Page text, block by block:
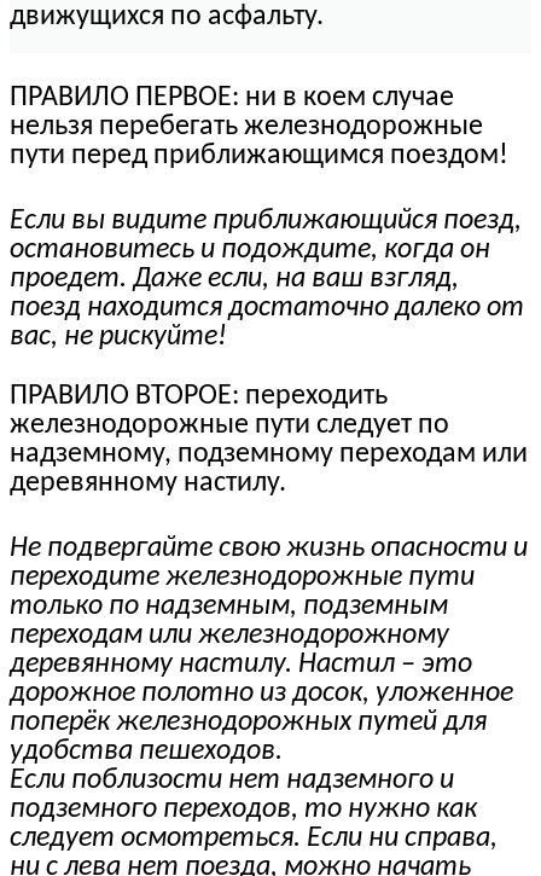
движущихся по асфальту.
ПРАВИЛО ПЕРВОЕ: ни в коем случае
нельзя перебегать железнодорожные
пути перед приближающимся поездом!
Если вы видите приближающийся поезд,
остановитесь и подождите, когда он
проедет. Даже если, на ваш взгляд,
поезд находится достаточно далеко от
вас, не рискуйте!
ПРАВИЛО ВТОРОЕ: переходить
железнодорожные пути следует по
надземному, подземному переходам или
деревянному настилу.
Не подвергайте свою жизнь опасности и
переходите железнодорожные пути
только по надземным, подземным
переходам или железнодорожному
деревянному настилу. Настил – это
дорожное полотно из досок, уложенное
поперёк железнодорожных путей для
удобства пешеходов.
Если поблизости нет надземного и
подземного переходов, то нужно как
следует осмотреться. Если ни справа,
ни с лева нет поезда, можно начать